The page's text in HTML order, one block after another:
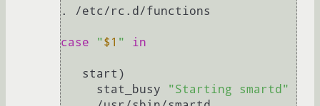
. /etc/rc.d/functions
case "$1 " in
     stat_busy
"Starting smartd"